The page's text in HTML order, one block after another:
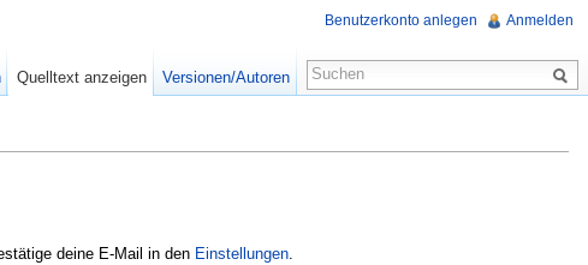
deine E-Mail in den Einstellungen.
Benutzerkonto anlegen Anmelden
Quelltext anzeigen Versionen/Autoren